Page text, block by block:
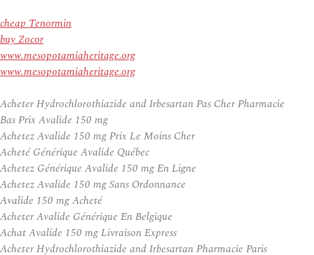
cheap Tenormin
buy Zocor
www.mesopotamiaheritage.org
www.mesopotamiaheritage.org
Acheter Hydrochlorothiazide and Irbesartan Pas Cher Pharmacie
Bas Prix Avalide 150 mg
Achetez Avalide 150 mg Prix Le Moins Cher
Acheté Générique Avalide Québec
Achetez Générique Avalide 150 mg En Ligne
Achetez Avalide 150 mg Sans Ordonnance
Avalide 150 mg Acheté
Acheter Avalide Générique En Belgique
Achat Avalide 150 mg Livraison Express
Acheter Hydrochlorothiazide and Irbesartan Pharmacie Paris